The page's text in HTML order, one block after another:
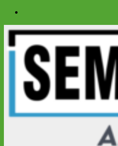
Saltar
contenido